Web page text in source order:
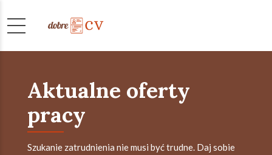
Aktualne oferty
pracy
Szukanie zatrudnienia nie musi być trudne. Daj sobie